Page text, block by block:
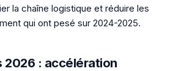
la chaîne logistique et réduire les
qui ont pesé sur 2024-2025.
2026 : accélération